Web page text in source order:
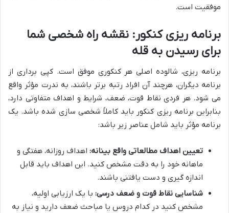
موفقیت است.
برنامه ریزی کنکور: نقشه راه شخصی شما
برای رسیدن به قله
برنامه ریزی، شالوده اصلی هر کنکوری موفق است. کپی برداری از
برنامه دیگران، هرچند آن افراد رتبه برتر باشند، به ندرت مؤثر واقع
می شود. هر فردی نقاط قوت، ضعف، شرایط و اهداف متفاوتی دارد،
بنابراین برنامه ریزی کنکور باید کاملاً شخصی سازی شده باشد. یک
برنامه مؤثر باید شامل عناصر زیر باشد:
تعیین اهداف مطالعاتی واقع بینانه: اهداف روزانه، هفتگی و
ماهانه خود را به دقت مشخص کنید. این اهداف باید قابل
اندازه گیری و دست یافتنی باشند.
شناسایی نقاط قوت و ضعف درسی: با یک ارزیابی اولیه،
مشخص کنید در کدام دروس یا مباحث ضعف دارید و نیاز به